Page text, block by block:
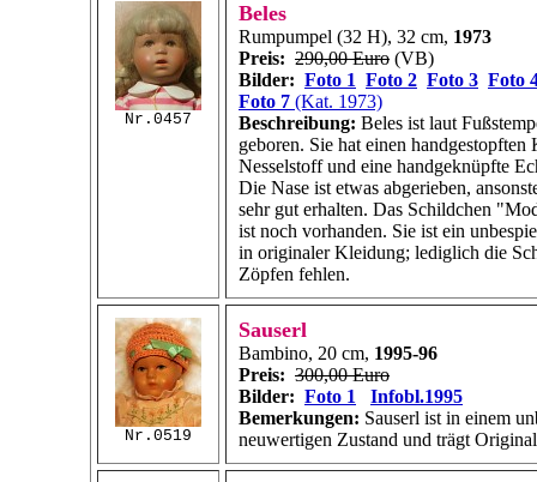
Nr.0457
Beles
Rumpumpel (32 H), 32 cm, 1973
Preis: 290,00 Euro (VB)
Bilder: Foto 1 Foto 2 Foto 3 Foto
Foto 7 (Kat. 1973)
Beschreibung: Beles ist laut
geboren. Sie hat einen handgestopften
Nesselstoff und eine handgeknüpfte
Die Nase ist etwas abgerieben,
sehr gut erhalten. Das Schildchen
ist noch vorhanden. Sie ist ein
in originaler Kleidung; lediglich die
Zöpfen fehlen.
Nr.0519
Sauserl
Bambino, 20 cm, 1995-96
Preis: 300,00 Euro
Bilder: Foto 1
Infobl.1995
Bemerkungen: Sauserl ist in einem
neuwertigen Zustand und trägt